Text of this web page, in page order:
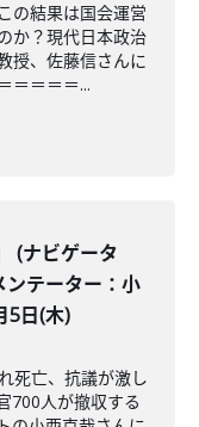
の結果は国会運営
か？現代日本政治
授、佐藤信さんに
＝＝＝＝...
(ナビゲータ
ンテーター：小
5日(木)
死亡、抗議が激し
700人が撤収する